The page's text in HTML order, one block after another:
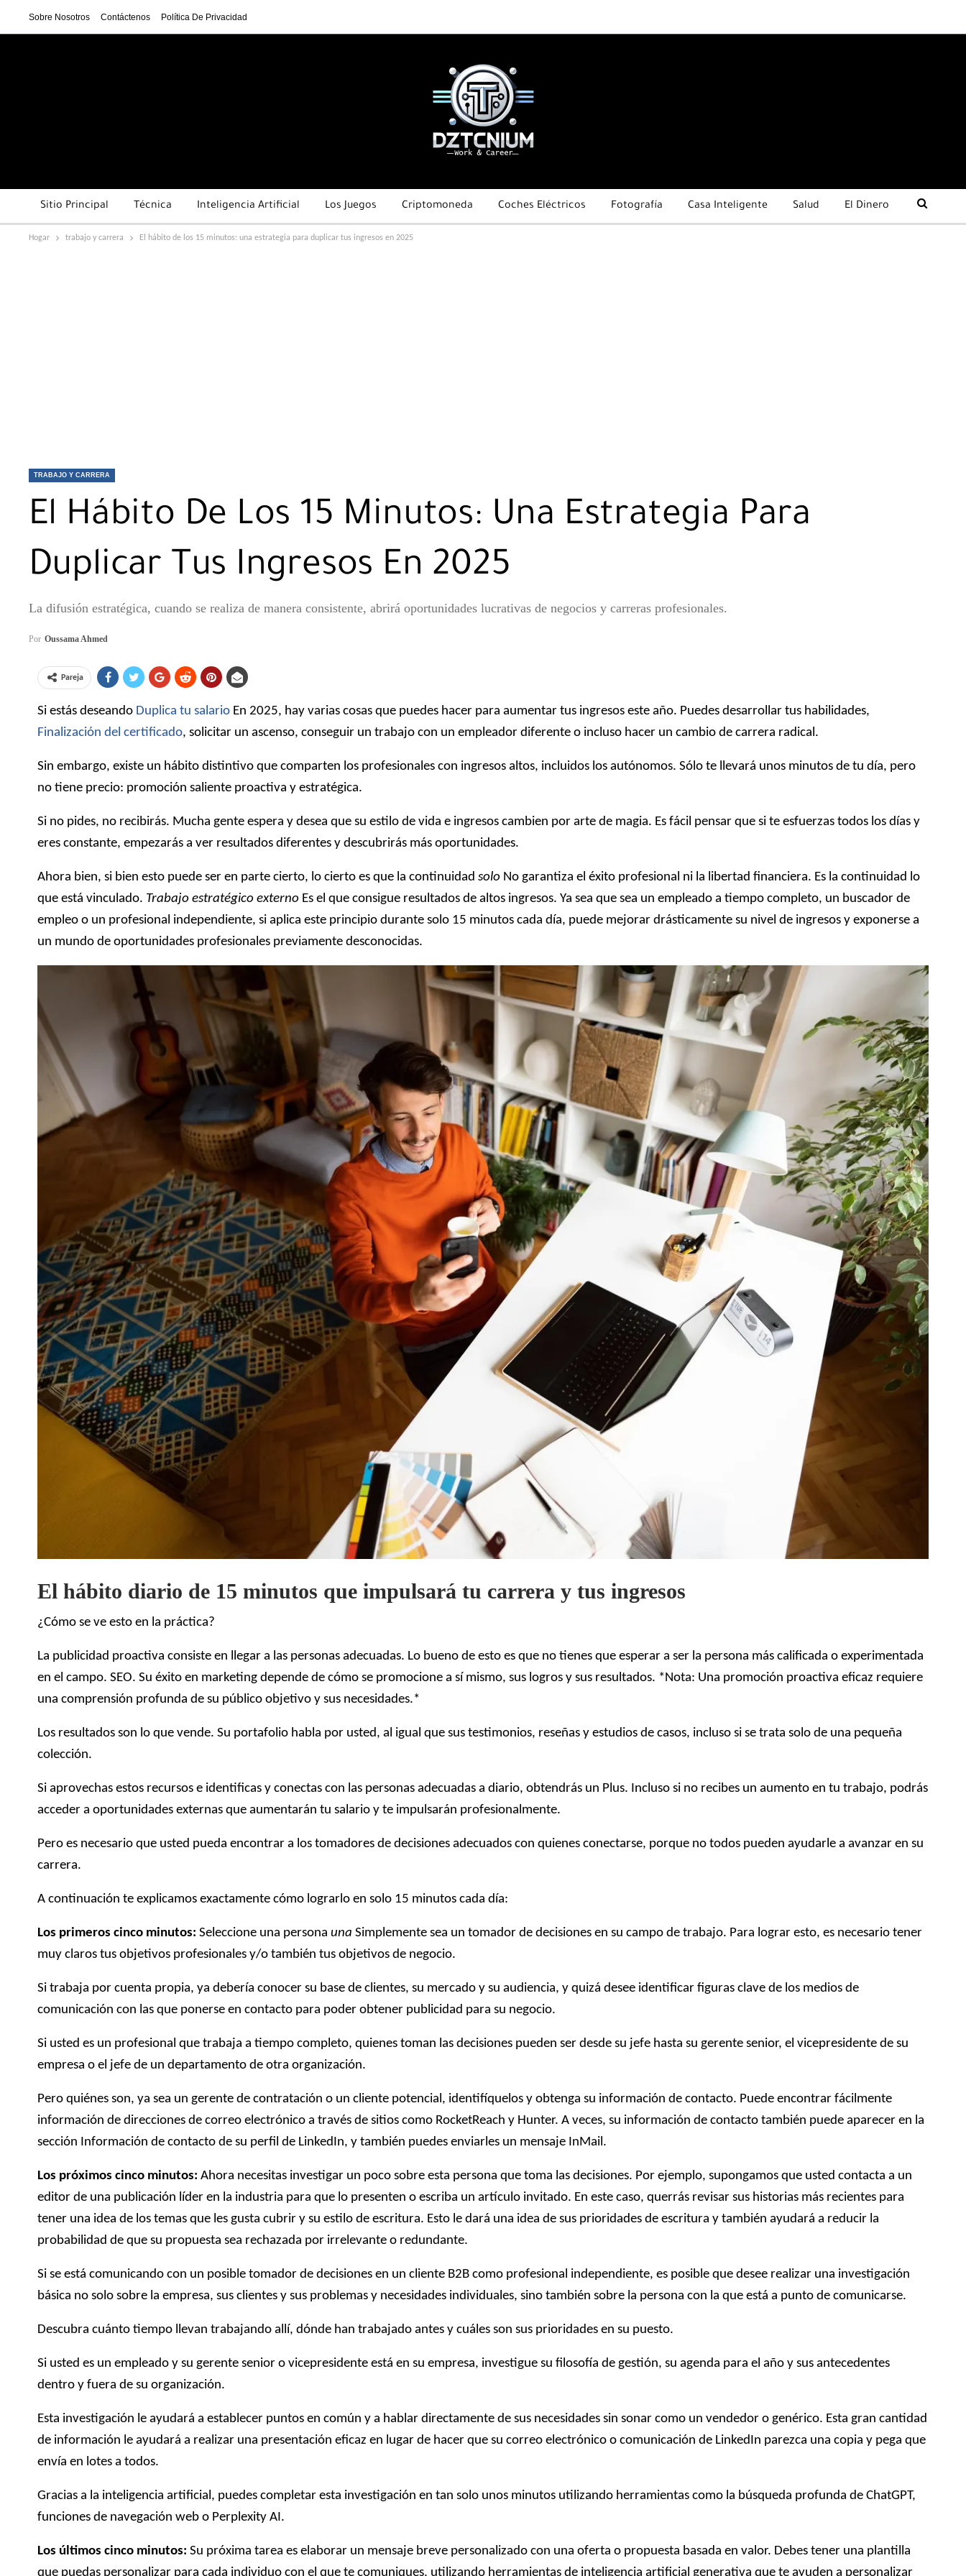
Sobre Nosotros Contáctenos Política De Privacidad
Sitio Principal Técnica Inteligencia Artificial Los Juegos Criptomoneda Coches Eléctricos Fotografía Casa Inteligente Salud El Dinero
Hogar trabajo y carrera El hábito de los 15 minutos: una estrategia para duplicar tus ingresos en 2025
TRABAJO Y CARRERA
El Hábito De Los 15 Minutos: Una Estrategia Para
Duplicar Tus Ingresos En 2025
La difusión estratégica, cuando se realiza de manera consistente, abrirá oportunidades lucrativas de negocios y carreras profesionales.
Por Oussama Ahmed
Pareja
Si estás deseando Duplica tu salario En 2025, hay varias cosas que puedes hacer para aumentar tus ingresos este año. Puedes desarrollar tus habilidades,
Finalización del certificado, solicitar un ascenso, conseguir un trabajo con un empleador diferente o incluso hacer un cambio de carrera radical.
Sin embargo, existe un hábito distintivo que comparten los profesionales con ingresos altos, incluidos los autónomos. Sólo te llevará unos minutos de tu día, pero
no tiene precio: promoción saliente proactiva y estratégica.
Si no pides, no recibirás. Mucha gente espera y desea que su estilo de vida e ingresos cambien por arte de magia. Es fácil pensar que si te esfuerzas todos los días y
eres constante, empezarás a ver resultados diferentes y descubrirás más oportunidades.
Ahora bien, si bien esto puede ser en parte cierto, lo cierto es que la continuidad solo No garantiza el éxito profesional ni la libertad financiera. Es la continuidad lo
que está vinculado. Trabajo estratégico externo Es el que consigue resultados de altos ingresos. Ya sea que sea un empleado a tiempo completo, un buscador de
empleo o un profesional independiente, si aplica este principio durante solo 15 minutos cada día, puede mejorar drásticamente su nivel de ingresos y exponerse a
un mundo de oportunidades profesionales previamente desconocidas.
El hábito diario de 15 minutos que impulsará tu carrera y tus ingresos
¿Cómo se ve esto en la práctica?
La publicidad proactiva consiste en llegar a las personas adecuadas. Lo bueno de esto es que no tienes que esperar a ser la persona más calificada o experimentada
en el campo. SEO. Su éxito en marketing depende de cómo se promocione a sí mismo, sus logros y sus resultados. *Nota: Una promoción proactiva eficaz requiere
una comprensión profunda de su público objetivo y sus necesidades.*
Los resultados son lo que vende. Su portafolio habla por usted, al igual que sus testimonios, reseñas y estudios de casos, incluso si se trata solo de una pequeña
colección.
Si aprovechas estos recursos e identificas y conectas con las personas adecuadas a diario, obtendrás un Plus. Incluso si no recibes un aumento en tu trabajo, podrás
acceder a oportunidades externas que aumentarán tu salario y te impulsarán profesionalmente.
Pero es necesario que usted pueda encontrar a los tomadores de decisiones adecuados con quienes conectarse, porque no todos pueden ayudarle a avanzar en su
carrera.
A continuación te explicamos exactamente cómo lograrlo en solo 15 minutos cada día:
Los primeros cinco minutos: Seleccione una persona una Simplemente sea un tomador de decisiones en su campo de trabajo. Para lograr esto, es necesario tener
muy claros tus objetivos profesionales y/o también tus objetivos de negocio.
Si trabaja por cuenta propia, ya debería conocer su base de clientes, su mercado y su audiencia, y quizá desee identificar figuras clave de los medios de
comunicación con las que ponerse en contacto para poder obtener publicidad para su negocio.
Si usted es un profesional que trabaja a tiempo completo, quienes toman las decisiones pueden ser desde su jefe hasta su gerente senior, el vicepresidente de su
empresa o el jefe de un departamento de otra organización.
Pero quiénes son, ya sea un gerente de contratación o un cliente potencial, identifíquelos y obtenga su información de contacto. Puede encontrar fácilmente
información de direcciones de correo electrónico a través de sitios como RocketReach y Hunter. A veces, su información de contacto también puede aparecer en la
sección Información de contacto de su perfil de LinkedIn, y también puedes enviarles un mensaje InMail.
Los próximos cinco minutos: Ahora necesitas investigar un poco sobre esta persona que toma las decisiones. Por ejemplo, supongamos que usted contacta a un
editor de una publicación líder en la industria para que lo presenten o escriba un artículo invitado. En este caso, querrás revisar sus historias más recientes para
tener una idea de los temas que les gusta cubrir y su estilo de escritura. Esto le dará una idea de sus prioridades de escritura y también ayudará a reducir la
probabilidad de que su propuesta sea rechazada por irrelevante o redundante.
Si se está comunicando con un posible tomador de decisiones en un cliente B2B como profesional independiente, es posible que desee realizar una investigación
básica no solo sobre la empresa, sus clientes y sus problemas y necesidades individuales, sino también sobre la persona con la que está a punto de comunicarse.
Descubra cuánto tiempo llevan trabajando allí, dónde han trabajado antes y cuáles son sus prioridades en su puesto.
Si usted es un empleado y su gerente senior o vicepresidente está en su empresa, investigue su filosofía de gestión, su agenda para el año y sus antecedentes
dentro y fuera de su organización.
Esta investigación le ayudará a establecer puntos en común y a hablar directamente de sus necesidades sin sonar como un vendedor o genérico. Esta gran cantidad
de información le ayudará a realizar una presentación eficaz en lugar de hacer que su correo electrónico o comunicación de LinkedIn parezca una copia y pega que
envía en lotes a todos.
Gracias a la inteligencia artificial, puedes completar esta investigación en tan solo unos minutos utilizando herramientas como la búsqueda profunda de ChatGPT,
funciones de navegación web o Perplexity AI.
Los últimos cinco minutos: Su próxima tarea es elaborar un mensaje breve personalizado con una oferta o propuesta basada en valor. Debes tener una plantilla
que puedas personalizar para cada individuo con el que te comuniques, utilizando herramientas de inteligencia artificial generativa que te ayuden a personalizar